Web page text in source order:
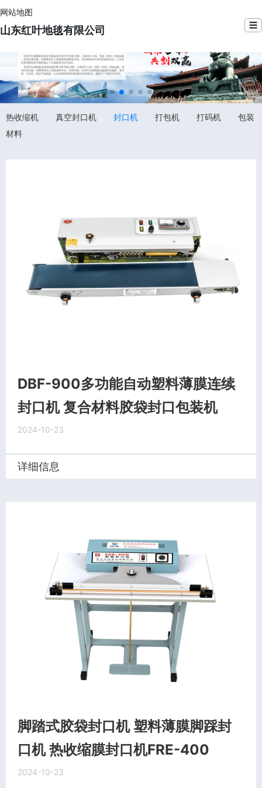
网站地图
山东红叶地毯有限公司 ☰
热收缩机 真空封口机 封口机 打包机 打码机
包装
材料
DBF-900多功能自动塑料薄膜连续
封口机 复合材料胶袋封口包装机
2024-10-23
详细信息
脚踏式胶袋封口机 塑料薄膜脚踩封
口机 热收缩膜封口机FRE-400
2024-10-23